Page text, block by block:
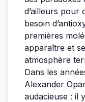
d’ailleurs pour
besoin
premières
apparaître et
atmosphère
Dans les
Alexander
audacieuse : il